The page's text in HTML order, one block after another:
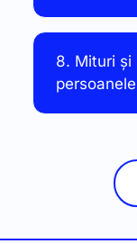
8. Mituri și